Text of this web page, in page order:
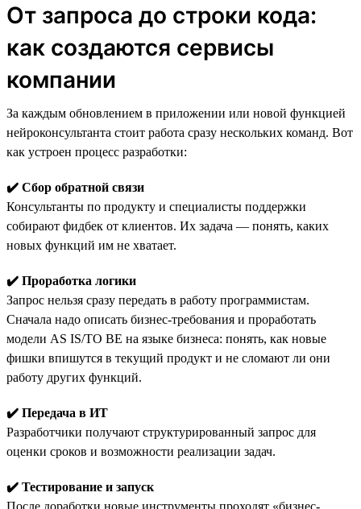
От запроса до строки кода:
как создаются сервисы
компании
За каждым обновлением в приложении или новой функцией
нейроконсультанта стоит работа сразу нескольких команд. Вот
как устроен процесс разработки:
✔️ Сбор обратной связи
Консультанты по продукту и специалисты поддержки
собирают фидбек от клиентов. Их задача — понять, каких
новых функций им не хватает.
✔️ Проработка логики
Запрос нельзя сразу передать в работу программистам.
Сначала надо описать бизнес-требования и проработать
модели AS IS/TO BE на языке бизнеса: понять, как новые
фишки впишутся в текущий продукт и не сломают ли они
работу других функций.
✔️ Передача в ИТ
Разработчики получают структурированный запрос для
оценки сроков и возможности реализации задач.
✔️ Тестирование и запуск
После доработки новые инструменты проходят «бизнес-